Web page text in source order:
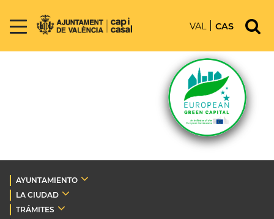
VAL CAS
AYUNTAMIENTO
LA CIUDAD
TRÁMITES